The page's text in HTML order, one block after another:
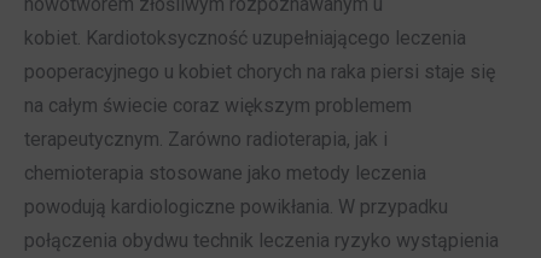
kobiet. Kardiotoksyczność uzupełniającego leczenia
pooperacyjnego u kobiet chorych na raka piersi staje się
na całym świecie coraz większym problemem
terapeutycznym. Zarówno radioterapia, jak i
chemioterapia stosowane jako metody leczenia
powodują kardiologiczne powikłania. W przypadku
połączenia obydwu technik leczenia ryzyko wystąpienia